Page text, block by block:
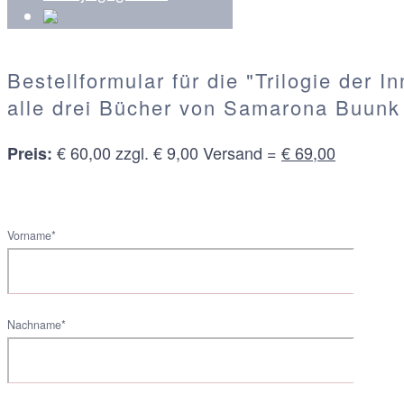
Bestellformular für die "Trilogie der
alle drei Bücher von Samarona Buunk
Preis: € 60,00 zzgl. € 9,00 Versand = € 69,00
Vorname*
Nachname*